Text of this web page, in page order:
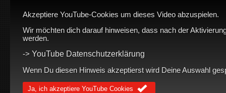
Akzeptiere YouTube-Cookies um dieses Video abzuspielen.
Wir möchten dich darauf hinweisen, dass nach der
werden.
-> YouTube Datenschutzerklärung
Wenn Du diesen Hinweis akzeptierst wird Deine Auswahl
Ja, ich akzeptiere YouTube Cookies